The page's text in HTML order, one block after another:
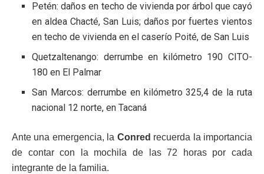
Petén: daños en techo de vivienda por árbol que cayó
en aldea Chacté, San Luis; daños por fuertes vientos
en techo de vivienda en el caserío Poité, de San Luis
Quetzaltenango: derrumbe en kilómetro 190 CITO-
180 en El Palmar
San Marcos: derrumbe en kilómetro 325,4 de la ruta
nacional 12 norte, en Tacaná
Ante una emergencia, la Conred recuerda la importancia
de contar con la mochila de las 72 horas por cada
integrante de la familia.